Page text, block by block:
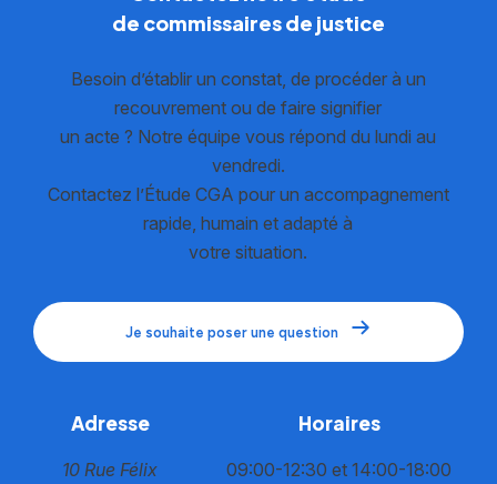
de commissaires de justice
Besoin d’établir un constat, de procéder à un
recouvrement ou de faire signifier
un acte ? Notre équipe vous répond du lundi au
vendredi.
Contactez l’Étude CGA pour un accompagnement
rapide, humain et adapté à
votre situation.
Je souhaite poser une question
Adresse
10 Rue Félix
Horaires
09:00-12:30 et 14:00-18:00